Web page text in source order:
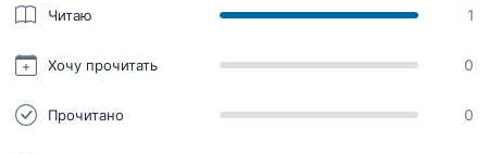
Читаю 1
Хочу прочитать 0
Прочитано 0